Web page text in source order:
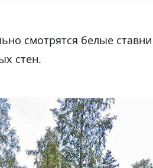
смотрятся белые
стен.